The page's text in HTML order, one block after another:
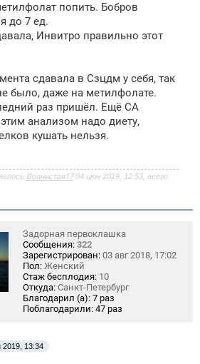
попить. Бобров
до 7 ед.
Инвитро правильно этот
сдавала в Сзцдм у себя, так
было, даже на метилфолате.
раз пришёл. Ещё СА
анализом надо диету,
кушать нельзя.
Волнистая1704 июн 2019, 12:53, всего
Задорная первоклашка
Сообщения: 322
Зарегистрирован: 03 авг 2018, 17:02
Пол: Женский
Стаж бесплодия: 10
Откуда: Санкт-Петербург
Благодарил (а): 7 раз
Поблагодарили: 47 раз
2019, 13:34